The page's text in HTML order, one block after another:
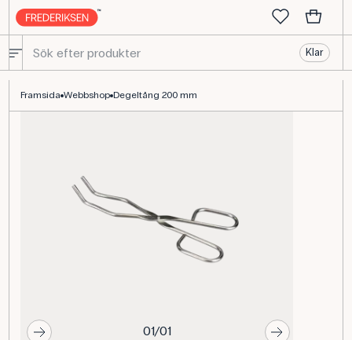
Klar
Framsida Webbshop Degeltång 200 mm
01/01